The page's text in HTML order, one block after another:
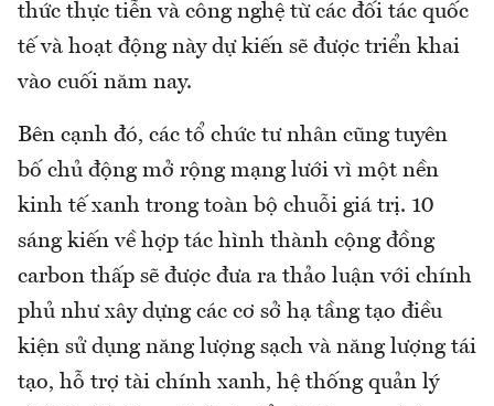
thức thực tiễn và công nghệ từ các đối tác quốc
tế và hoạt động này dự kiến sẽ được triển khai
vào cuối năm nay.
Bên cạnh đó, các tổ chức tư nhân cũng tuyên
bố chủ động mở rộng mạng lưới vì một nền
kinh tế xanh trong toàn bộ chuỗi giá trị. 10
sáng kiến về hợp tác hình thành cộng đồng
carbon thấp sẽ được đưa ra thảo luận với chính
phủ như xây dựng các cơ sở hạ tầng tạo điều
kiện sử dụng năng lượng sạch và năng lượng tái
tạo, hỗ trợ tài chính xanh, hệ thống quản lý